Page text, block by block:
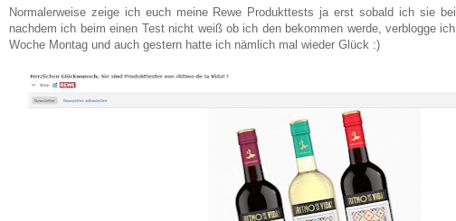
Normalerweise zeige ich euch meine Rewe Produkttests ja erst sobald ich sie
nachdem ich beim einen Test nicht weiß ob ich den bekommen werde, verblogge
Woche Montag und auch gestern hatte ich nämlich mal wieder Glück :)